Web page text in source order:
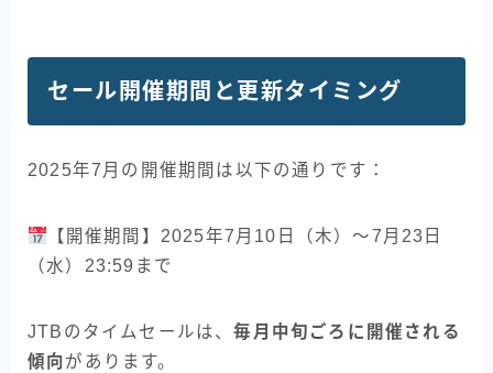
セール開催期間と更新タイミング
2025年7月の開催期間は以下の通りです：
【開催期間】2025年7月10日（木）〜7月23日
（水）23:59まで
JTBのタイムセールは、毎月中旬ごろに開催される
傾向があります。